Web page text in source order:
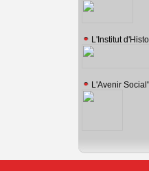
L'Institut
L'Avenir Social"